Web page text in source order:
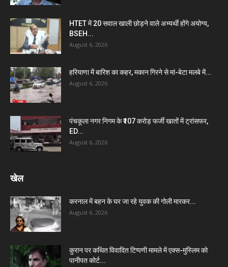
HTET में 20 सवाल खाली छोड़ने वाले अभ्यर्थी होंगे अयोग्य,
BSEH...
August 6, 2026
हरियाणा में बारिश का कहर, मकान गिरने से मां-बेटा मलबे में...
August 6, 2026
पंचकूला नगर निगम के ₹107 करोड़ फर्जी खातों में ट्रांसफर,
ED...
August 6, 2026
खेल
करनाल में बहन के घर जा रहे युवक की गोली मारकर...
August 6, 2026
कुरान पर कथित विवादित टिप्पणी मामले में एक्स-मुस्लिम को
पानीपत कोर्ट...